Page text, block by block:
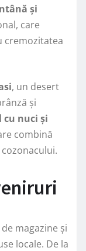
și
care
cremozitatea
, un desert
și
cu nuci și
combină
magazine și
locale. De la